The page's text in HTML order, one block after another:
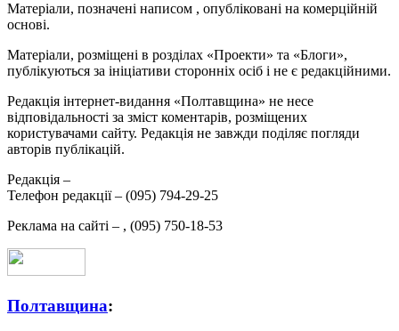
Матеріали, позначені написом , опубліковані на комерційній
основі.
Матеріали, розміщені в розділах «Проекти» та «Блоги»,
публікуються за ініціативи сторонніх осіб і не є редакційними.
Редакція інтернет-видання «Полтавщина» не несе
відповідальності за зміст коментарів, розміщених
користувачами сайту. Редакція не завжди поділяє погляди
авторів публікацій.
Редакція –
Телефон редакції – (095) 794-29-25
Реклама на сайті – , (095) 750-18-53
Полтавщина: